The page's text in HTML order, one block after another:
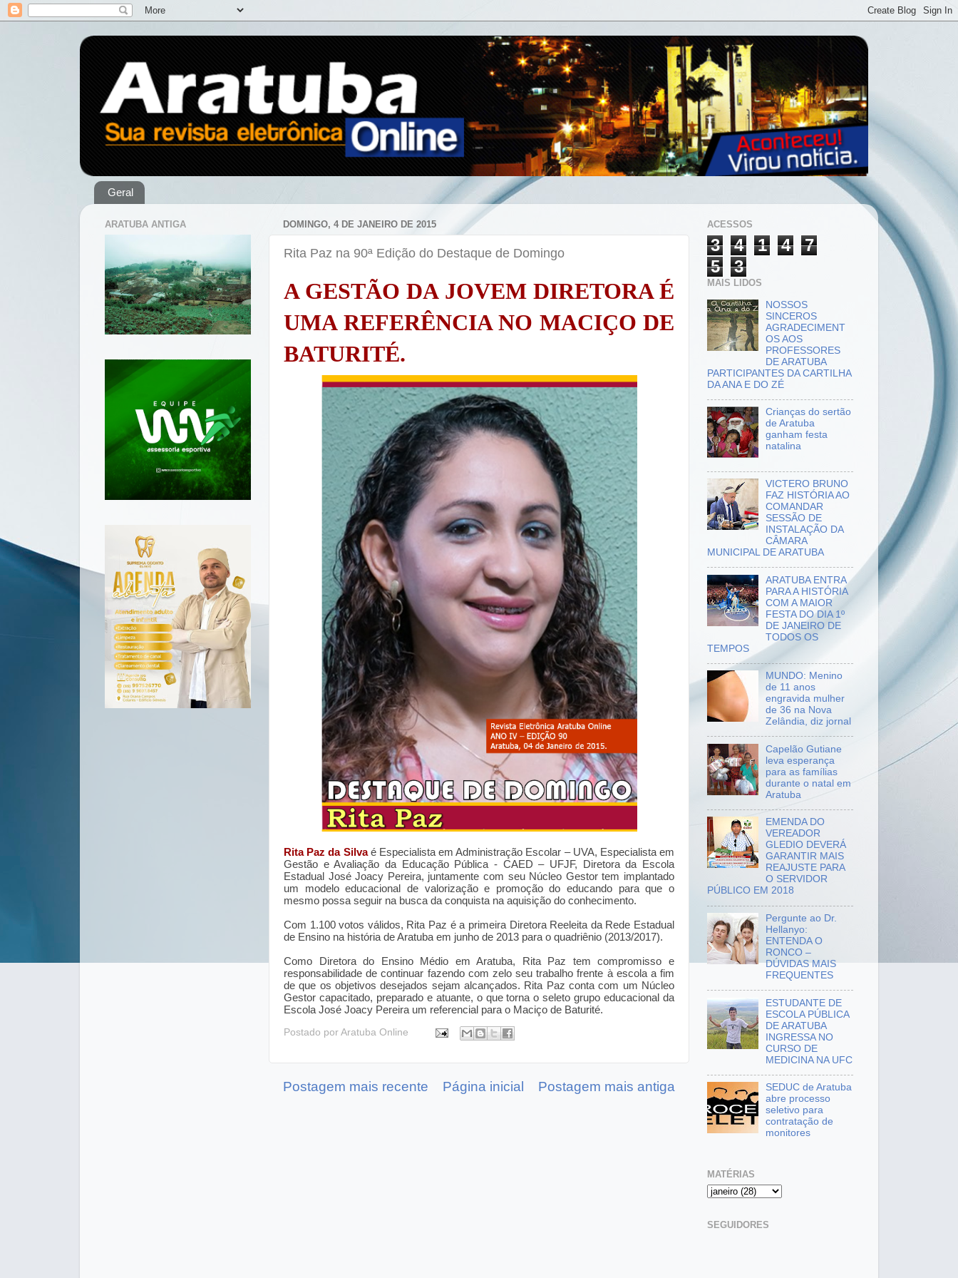
Geral
DOMINGO, 4 DE JANEIRO DE 2015
Rita Paz na 90ª Edição do Destaque de Domingo
A GESTÃO DA JOVEM DIRETORA É
UMA REFERÊNCIA NO MACIÇO DE
BATURITÉ.
Rita Paz da Silva é Especialista em Administração Escolar – UVA, Especialista em
Gestão e Avaliação da Educação Pública - CAED – UFJF, Diretora da Escola
Estadual José Joacy Pereira, juntamente com seu Núcleo Gestor tem implantado
um modelo educacional de valorização e promoção do educando para que o
mesmo possa seguir na busca da conquista na aquisição do conhecimento.
Com 1.100 votos válidos, Rita Paz é a primeira Diretora Reeleita da Rede Estadual
de Ensino na história de Aratuba em junho de 2013 para o quadriênio (2013/2017).
Como Diretora do Ensino Médio em Aratuba, Rita Paz tem compromisso e
responsabilidade de continuar fazendo com zelo seu trabalho frente à escola a fim
de que os objetivos desejados sejam alcançados. Rita Paz conta com um Núcleo
Gestor capacitado, preparado e atuante, o que torna o seleto grupo educacional da
Escola José Joacy Pereira um referencial para o Maciço de Baturité.
Postado por Aratuba Online
Postagem mais recente Postagem mais antiga
Página inicial
ARATUBA ANTIGA ACESSOS
3 4 1 4
7
5
3
MAIS LIDOS
NOSSOS
SINCEROS
AGRADECIMENT
OS AOS
PROFESSORES
DE ARATUBA
PARTICIPANTES DA CARTILHA
DA ANA E DO ZÉ
Crianças do sertão
de Aratuba
ganham festa
natalina
VICTERO BRUNO
FAZ HISTÓRIA AO
COMANDAR
SESSÃO DE
INSTALAÇÃO DA
CÂMARA
MUNICIPAL DE ARATUBA
ARATUBA ENTRA
PARA A HISTÓRIA
COM A MAIOR
FESTA DO DIA 1º
DE JANEIRO DE
TODOS OS
TEMPOS
MUNDO: Menino
de 11 anos
engravida mulher
de 36 na Nova
Zelândia, diz jornal
Capelão Gutiane
leva esperança
para as famílias
durante o natal em
Aratuba
EMENDA DO
VEREADOR
GLEDIO DEVERÁ
GARANTIR MAIS
REAJUSTE PARA
O SERVIDOR
PÚBLICO EM 2018
Pergunte ao Dr.
Hellanyo:
ENTENDA O
RONCO –
DÚVIDAS MAIS
FREQUENTES
ESTUDANTE DE
ESCOLA PÚBLICA
DE ARATUBA
INGRESSA NO
CURSO DE
MEDICINA NA UFC
SEDUC de Aratuba
abre processo
seletivo para
contratação de
monitores
MATÉRIAS
SEGUIDORES